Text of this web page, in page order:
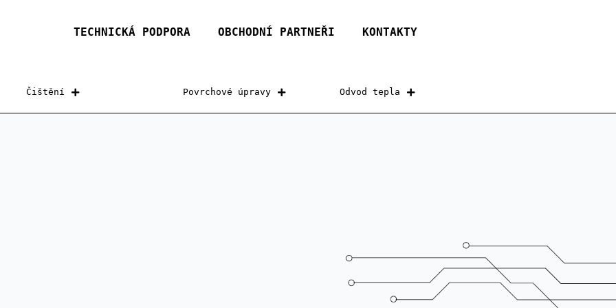
TECHNICKÁ PODPORA OBCHODNÍ PARTNEŘI KONTAKTY
Čištění Povrchové úpravy Odvod tepla